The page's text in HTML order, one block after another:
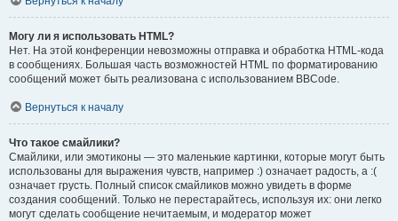
Могу ли я использовать HTML?
Нет. На этой конференции невозможны отправка и обработка HTML-кода
в сообщениях. Большая часть возможностей HTML по форматированию
сообщений может быть реализована с использованием BBCode.
Вернуться к началу
Что такое смайлики?
Смайлики, или эмотиконы — это маленькие картинки, которые могут быть
использованы для выражения чувств, например :) означает радость, а :(
означает грусть. Полный список смайликов можно увидеть в форме
создания сообщений. Только не перестарайтесь, используя их: они легко
могут сделать сообщение нечитаемым, и модератор может